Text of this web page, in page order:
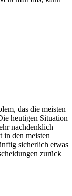
das die meisten
heutigen Situation
nachdenklich
in den meisten
sicherlich etwas
zurück